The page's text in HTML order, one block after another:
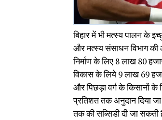
बिहार में भी मत्स्य पालन के
और मत्स्य संसाधन विभाग
निर्माण के लिए 8 लाख 80
विकास के लिये 9 लाख 69
और पिछड़ा वर्ग के किसानों के
प्रतिशत तक अनुदान दिया
तक की सब्सिडी दी जा सकती